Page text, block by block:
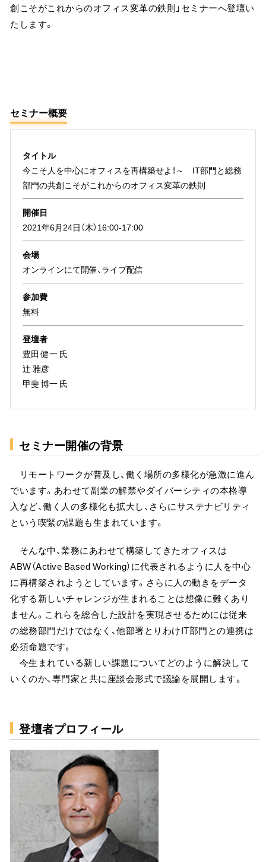
創こそがこれからのオフィス変革の鉄則」セミナーへ登壇い
たします。
セミナー概要
タイトル
今こそ人を中心にオフィスを再構築せよ！～ IT部門と総務
部門の共創こそがこれからのオフィス変革の鉄則
開催日
2021年6月24日（木）16:00-17:00
会場
オンラインにて開催、ライブ配信
参加費
無料
登壇者
豊田 健一 氏
辻 雅彦
甲斐 博一 氏
セミナー開催の背景
リモートワークが普及し、働く場所の多様化が急激に進ん
でいます。あわせて副業の解禁やダイバーシティの本格導
入など、働く人の多様化も拡大し、さらにサステナビリティ
という喫緊の課題も生まれています。
そんな中、業務にあわせて構築してきたオフィスは
ABW（Active Based Working）に代表されるように人を中心
に再構築されようとしています。さらに人の動きをデータ
化する新しいチャレンジが生まれることは想像に難くあり
ません。これらを総合した設計を実現させるためには従来
の総務部門だけではなく、他部署とりわけIT部門との連携は
必須命題です。
今生まれている新しい課題についてどのように解決して
いくのか、専門家と共に座談会形式で議論を展開します。
登壇者プロフィール